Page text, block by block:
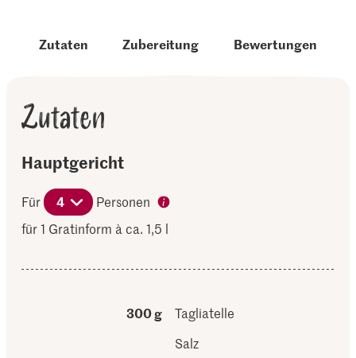
Zutaten Zubereitung Bewertungen
Zutaten
Hauptgericht
Für 4
Personen
für 1 Gratinform à ca. 1,5 l
300 g
Tagliatelle
Salz